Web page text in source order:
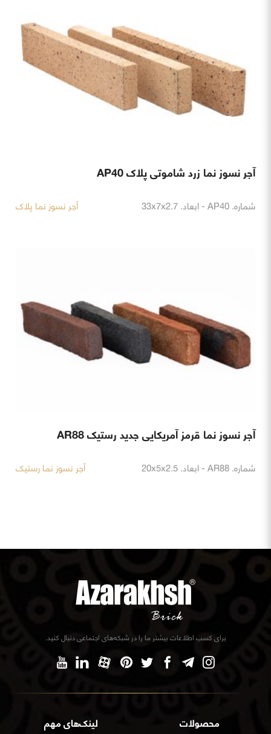
آجر نسوز نما زرد شاموتی پلاک AP40
شماره. AP40 - ابعاد. 33x7x2.7 آجر نسوز نما پلاک
آجر نسوز نما قرمز آمریکایی جدید رستیک AR88
شماره. AR88 - ابعاد. 20x5x2.5 آجر نسوز نما رستیک
محصولات لینک‌های مهم
برای کسب اطلاعات بیشتر ما را در شبکه‌های اجتماعی دنبال کنید.